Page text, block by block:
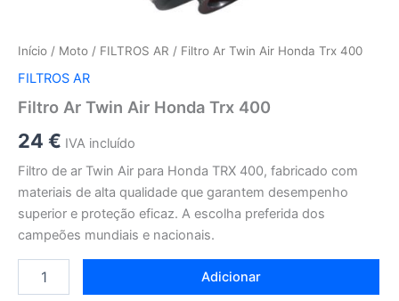
Início / Moto / FILTROS AR / Filtro Ar Twin Air Honda Trx 400
FILTROS AR
Filtro Ar Twin Air Honda Trx 400
24 € IVA incluído
Filtro de ar Twin Air para Honda TRX 400, fabricado com
materiais de alta qualidade que garantem desempenho
superior e proteção eficaz. A escolha preferida dos
campeões mundiais e nacionais.
Adicionar